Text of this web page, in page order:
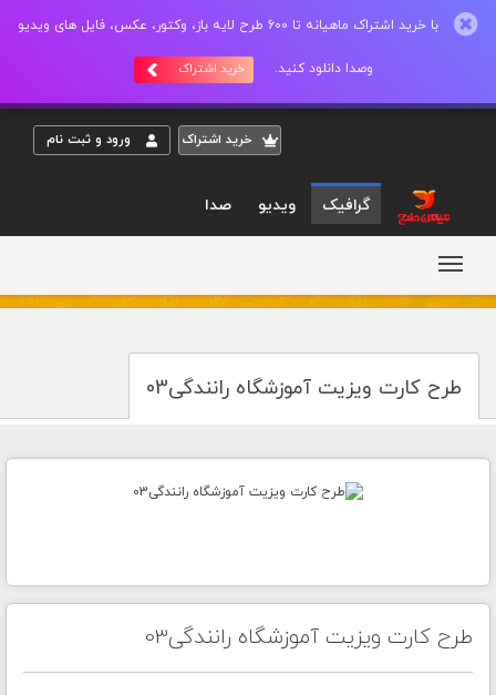
با خرید اشتراک ماهیانه تا 600 طرح لایه باز، وکتور، عکس، فایل های ویدیو
وصدا دانلود کنید. خرید اشتراک
خريد اشتراک ورود و ثبت نام
گرافیک ویدیو صدا
طرح کارت ویزیت آموزشگاه رانندگی03
طرح کارت ویزیت آموزشگاه رانندگی03